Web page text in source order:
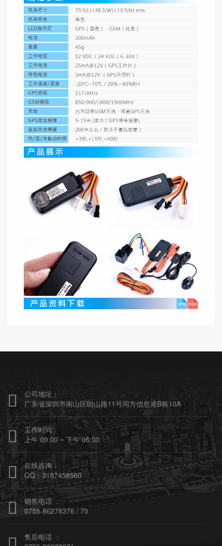

公司地址：
广东省深圳市南山区朗山路11号同方信息港B栋10A

工作时间：
上午 09:00 ~ 下午 06:00

在线咨询：
QQ：3187458560

销售电话 ：
0755-86278376 / 70
售后电话 ：